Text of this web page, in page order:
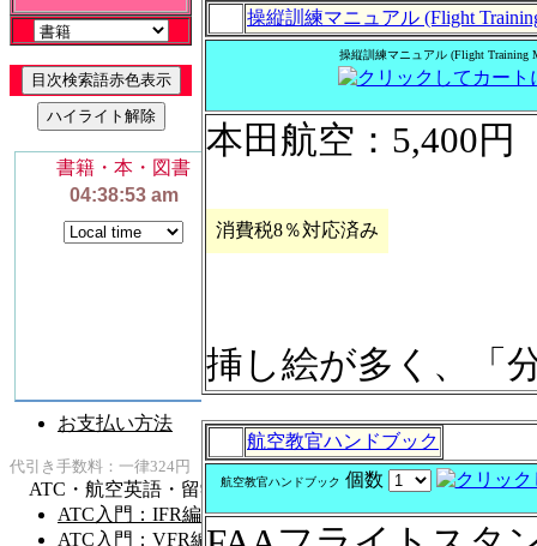
操縦訓練マニュアル (Flight
操縦訓練マニュアル (Flight Training
本田航空：5,400円
消費税8％対応済み
挿し絵が多く、「
航空教官ハンドブック
航空教官ハンドブック 個数